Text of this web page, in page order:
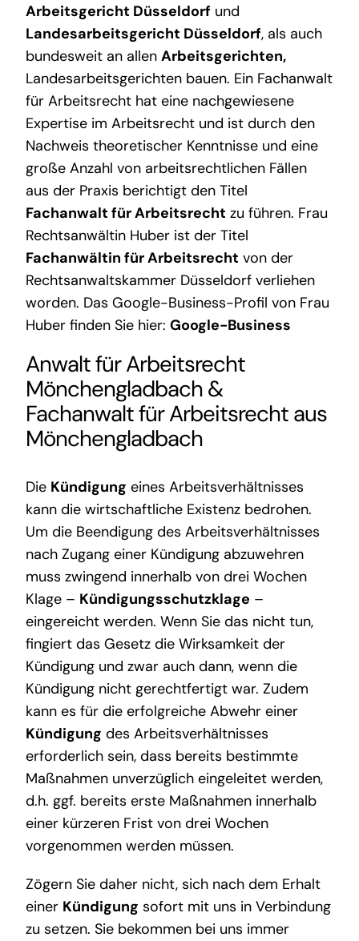
Arbeitsgericht Düsseldorf und
Landesarbeitsgericht Düsseldorf, als auch
bundesweit an allen Arbeitsgerichten,
Landesarbeitsgerichten bauen. Ein Fachanwalt
für Arbeitsrecht hat eine nachgewiesene
Expertise im Arbeitsrecht und ist durch den
Nachweis theoretischer Kenntnisse und eine
große Anzahl von arbeitsrechtlichen Fällen
aus der Praxis berichtigt den Titel
Fachanwalt für Arbeitsrecht zu führen. Frau
Rechtsanwältin Huber ist der Titel
Fachanwältin für Arbeitsrecht von der
Rechtsanwaltskammer Düsseldorf verliehen
worden. Das Google-Business-Profil von Frau
Huber finden Sie hier: Google-Business
Anwalt für Arbeitsrecht
Mönchengladbach&
Fachanwalt für Arbeitsrecht aus
Mönchengladbach
Die Kündigung eines Arbeitsverhältnisses
kann die wirtschaftliche Existenz bedrohen.
Um die Beendigung des Arbeitsverhältnisses
nach Zugang einer Kündigung abzuwehren
muss zwingend innerhalb von drei Wochen
Klage – Kündigungsschutzklage –
eingereicht werden. Wenn Sie das nicht tun,
fingiert das Gesetz die Wirksamkeit der
Kündigung und zwar auch dann, wenn die
Kündigung nicht gerechtfertigt war. Zudem
kann es für die erfolgreiche Abwehr einer
Kündigung des Arbeitsverhältnisses
erforderlich sein, dass bereits bestimmte
Maßnahmen unverzüglich eingeleitet werden,
d.h. ggf. bereits erste Maßnahmen innerhalb
einer kürzeren Frist von drei Wochen
vorgenommen werden müssen.
Zögern Sie daher nicht, sich nach dem Erhalt
einer Kündigung sofort mit uns in Verbindung
zu setzen. Sie bekommen bei uns immer